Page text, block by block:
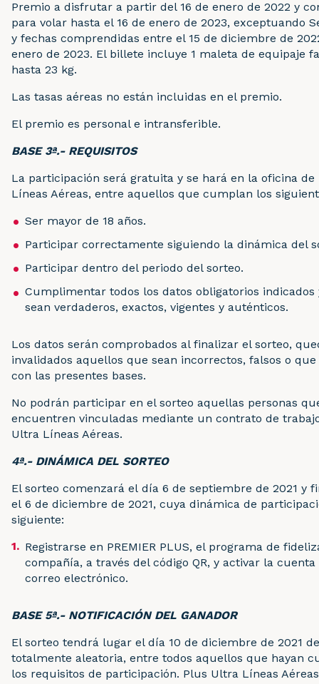
Premio a disfrutar a partir del 16 de enero de 2022 y
para volar hasta el 16 de enero de 2023, exceptuando
y fechas comprendidas entre el 15 de diciembre de
enero de 2023. El billete incluye 1 maleta de equipaje
hasta 23 kg.
Las tasas aéreas no están incluidas en el premio.
El premio es personal e intransferible.
BASE 3ª.- REQUISITOS
La participación será gratuita y se hará en la oficina
Líneas Aéreas, entre aquellos que cumplan los
Ser mayor de 18 años.
Participar correctamente siguiendo la dinámica del
Participar dentro del periodo del sorteo.
Cumplimentar todos los datos obligatorios indicados
sean verdaderos, exactos, vigentes y auténticos.
Los datos serán comprobados al finalizar el sorteo,
invalidados aquellos que sean incorrectos, falsos o
con las presentes bases.
No podrán participar en el sorteo aquellas personas
encuentren vinculadas mediante un contrato de
Ultra Líneas Aéreas.
4ª.- DINÁMICA DEL SORTEO
El sorteo comenzará el día 6 de septiembre de 2021 y
el 6 de diciembre de 2021, cuya dinámica de
siguiente:
Registrarse en PREMIER PLUS, el programa de
compañía, a través del código QR, y activar la
correo electrónico.
BASE 5ª.- NOTIFICACIÓN DEL GANADOR
El sorteo tendrá lugar el día 10 de diciembre de 2021
totalmente aleatoria, entre todos aquellos que hayan
los requisitos de participación. Plus Ultra Líneas